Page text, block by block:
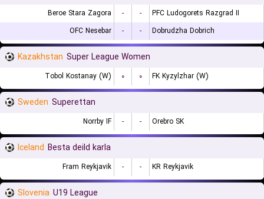
Beroe Stara Zagora - -
PFC Ludogorets Razgrad II
OFC Nesebar
- - Dobrudzha Dobrich
Kazakhstan Super League Women
Tobol Kostanay (W) ۰ ۰ FK Kyzylzhar (W)
Sweden Superettan
Norrby IF - - Orebro SK
Iceland Besta deild karla
Fram Reykjavik - - KR Reykjavik
Slovenia U19 League